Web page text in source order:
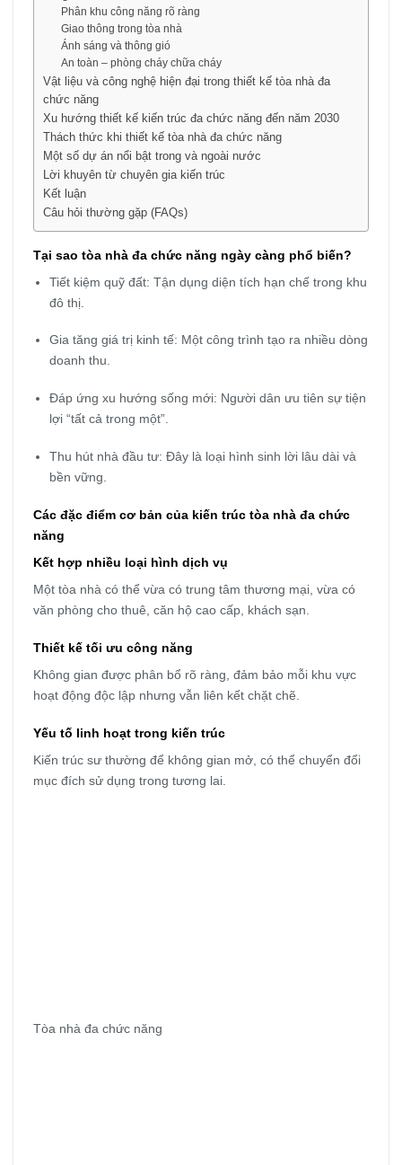
Phân khu công năng rõ ràng
Giao thông trong tòa nhà
Ánh sáng và thông gió
An toàn – phòng cháy chữa cháy
Vật liệu và công nghệ hiện đại trong thiết kế tòa nhà đa
chức năng
Xu hướng thiết kế kiến trúc đa chức năng đến năm 2030
Thách thức khi thiết kế tòa nhà đa chức năng
Một số dự án nổi bật trong và ngoài nước
Lời khuyên từ chuyên gia kiến trúc
Kết luận
Câu hỏi thường gặp (FAQs)
Tại sao tòa nhà đa chức năng ngày càng phổ biến?
Tiết kiệm quỹ đất: Tận dụng diện tích hạn chế trong khu
đô thị.
Gia tăng giá trị kinh tế: Một công trình tạo ra nhiều dòng
doanh thu.
Đáp ứng xu hướng sống mới: Người dân ưu tiên sự tiện
lợi “tất cả trong một”.
Thu hút nhà đầu tư: Đây là loại hình sinh lời lâu dài và
bền vững.
Các đặc điểm cơ bản của kiến trúc tòa nhà đa chức
năng
Kết hợp nhiều loại hình dịch vụ
Một tòa nhà có thể vừa có trung tâm thương mại, vừa có
văn phòng cho thuê, căn hộ cao cấp, khách sạn.
Thiết kế tối ưu công năng
Không gian được phân bổ rõ ràng, đảm bảo mỗi khu vực
hoạt động độc lập nhưng vẫn liên kết chặt chẽ.
Yếu tố linh hoạt trong kiến trúc
Kiến trúc sư thường để không gian mở, có thể chuyển đổi
mục đích sử dụng trong tương lai.
Tòa nhà đa chức năng